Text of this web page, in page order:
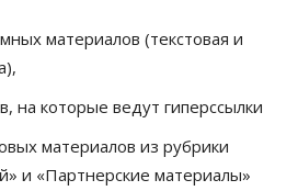
продлило разрешение на
3»
у кого от 270 баллов,
вузы настойчиво
материалов (текстовая и
на которые ведут гиперссылки
материалов из рубрики
и «Партнерские материалы»